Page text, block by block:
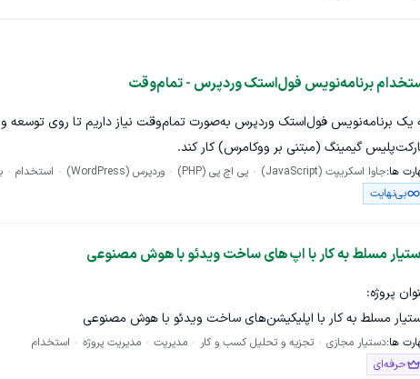
برنامه‌نویس فول‌استک وردپرس - تمام‌وقت
یک برنامه‌نویس فول‌استک وردپرس به‌صورت تمام‌وقت نیاز داریم تا روی توسعه
گیمینگ (مبتنی بر ووکامرس) کار کند.
توسعه پلاگین‌های اختصاصی متناسب با نیازهای مارکت‌پلیس
همکاری نزدیک با تیم برای پیاده‌سازی ویژگی‌های جدید
مورد نیاز:
ها:جاوا اسکریپت (JavaScript) پی اچ پی (PHP) وردپرس (WordPress) استخدام
بی‌نهایت
مسلط به کار با اپ های ساخت ویدئو با هوش مصنوعی
پروژه:
مسلط به کار با اپلیکیشن‌های ساخت ویدئو با هوش مصنوعی
ها:دستیار مجازی تجزیه و تحلیل کسب و کار مدیریت مدیریت پروژه
استخدام
حرفه‌ای